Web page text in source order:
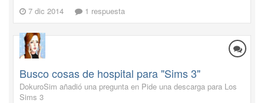
7 dic 2014
1 respuesta
Busco cosas de hospital para "Sims 3"
DokuroSim añadió una pregunta en Pide una descarga para Los
Sims 3